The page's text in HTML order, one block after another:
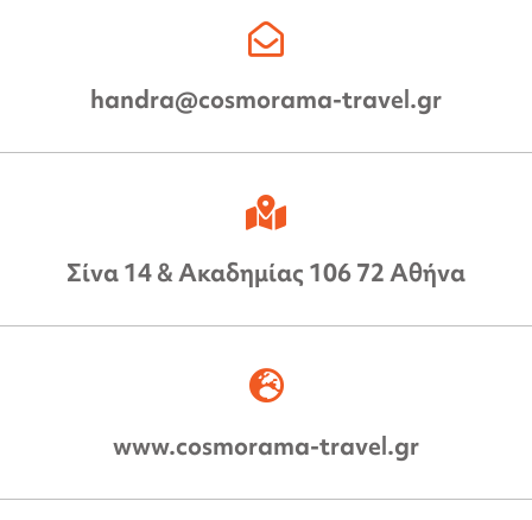
handra@cosmorama-travel.gr
Σίνα 14 & Ακαδημίας 106 72 Αθήνα
www.cosmorama-travel.gr